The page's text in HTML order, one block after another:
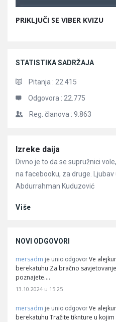
PRIKLJUČI SE VIBER KVIZU
STATISTIKA SADRŽAJA
Pitanja : 22.415
Odgovora : 22.775
Reg. članova : 9.863
Članci
Izreke daija
Divno je to da se supružnici
na facebooku, za druge. Ljubav
Abdurrahman Kuduzović
Više
NOVI ODGOVORI
mersadm je unio odgovor Ve
berekatuhu Za bračno
poznajete.…
13.10.2024 u 15:25
mersadm je unio odgovor Ve
berekatuhu Tražite tiknture u